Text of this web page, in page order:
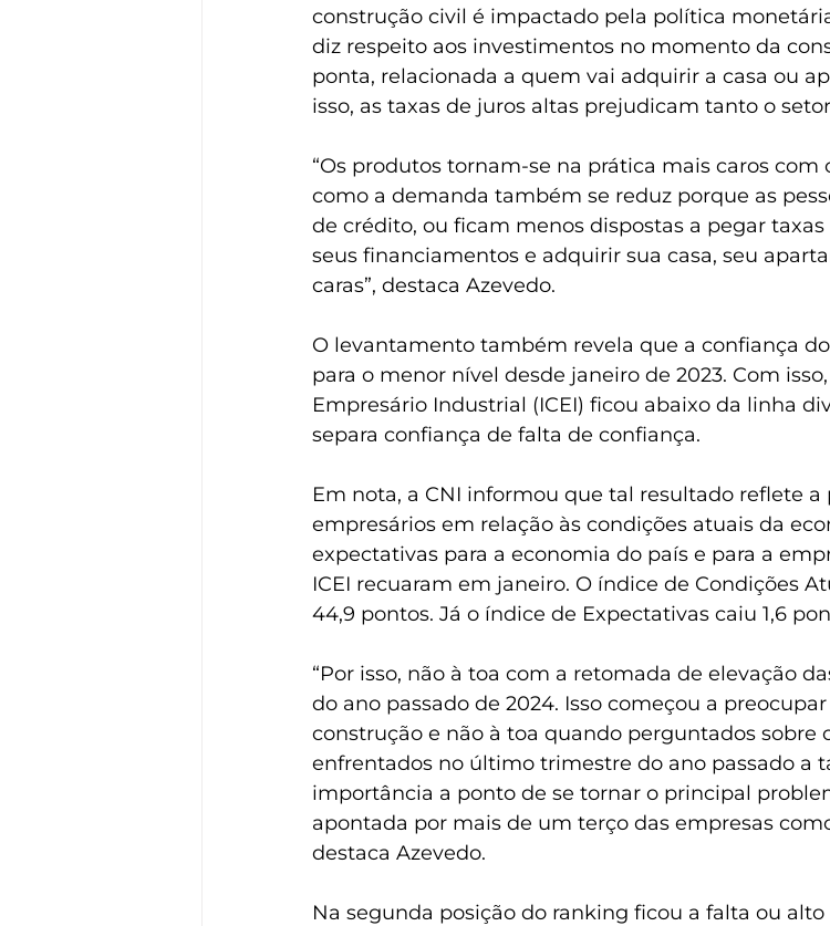
construção civil é impactado pela política
diz respeito aos investimentos no momento da
ponta, relacionada a quem vai adquirir a casa ou
isso, as taxas de juros altas prejudicam tanto o
“Os produtos tornam-se na prática mais caros
como a demanda também se reduz porque as
de crédito, ou ficam menos dispostas a pegar
seus financiamentos e adquirir sua casa, seu
caras”, destaca Azevedo.
O levantamento também revela que a confiança
para o menor nível desde janeiro de 2023. Com
Empresário Industrial (ICEI) ficou abaixo da linha
separa confiança de falta de confiança.
Em nota, a CNI informou que tal resultado reflete a
empresários em relação às condições atuais da
expectativas para a economia do país e para a
ICEI recuaram em janeiro. O índice de Condições
44,9 pontos. Já o índice de Expectativas caiu 1,6
“Por isso, não à toa com a retomada de elevação
do ano passado de 2024. Isso começou a
construção e não à toa quando perguntados sobre
enfrentados no último trimestre do ano passado a
importância a ponto de se tornar o principal
apontada por mais de um terço das empresas
destaca Azevedo.
Na segunda posição do ranking ficou a falta ou